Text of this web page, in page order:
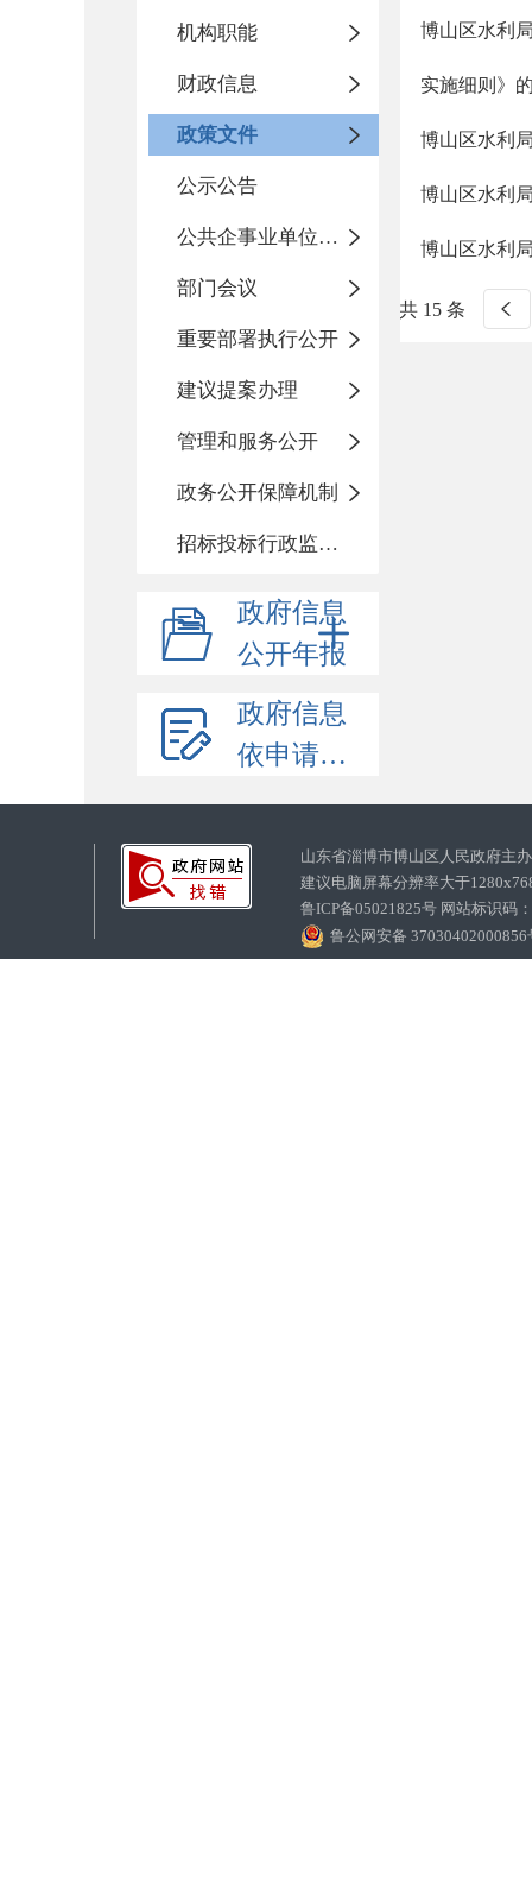
机构职能
财政信息
政策文件
公示公告
公共企事业单位信息公开
部门会议
重要部署执行公开
建议提案办理
管理和服务公开
政务公开保障机制
招标投标行政监督责任清单
政府信息
公开年报
政府信息
依申请公开
博山区水利
实施细则》
博山区水利
博山区水利
博山区水利
共 15 条
山东省淄博市博山区人民政府
建议电脑屏幕分辨率大于
鲁ICP备05021825号 网站标识码
鲁公网安备 37030402000856